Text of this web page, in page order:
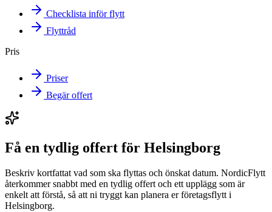
Checklista inför flytt
Flyttråd
Pris
Priser
Begär offert
Få en tydlig offert för Helsingborg
Beskriv kortfattat vad som ska flyttas och önskat datum. NordicFlytt
återkommer snabbt med en tydlig offert och ett upplägg som är
enkelt att förstå, så att ni tryggt kan planera er företagsflytt i
Helsingborg.